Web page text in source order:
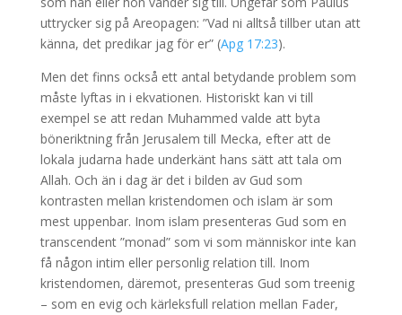
uttrycker sig på Areopagen: ”Vad ni alltså tillber utan att
känna, det predikar jag för er” (Apg 17:23).
Men det finns också ett antal betydande problem som
måste lyftas in i ekvationen. Historiskt kan vi till
exempel se att redan Muhammed valde att byta
böneriktning från Jerusalem till Mecka, efter att de
lokala judarna hade underkänt hans sätt att tala om
Allah. Och än i dag är det i bilden av Gud som
kontrasten mellan kristendomen och islam är som
mest uppenbar. Inom islam presenteras Gud som en
transcendent ”monad” som vi som människor inte kan
få någon intim eller personlig relation till. Inom
kristendomen, däremot, presenteras Gud som treenig
– som en evig och kärleksfull relation mellan Fader,